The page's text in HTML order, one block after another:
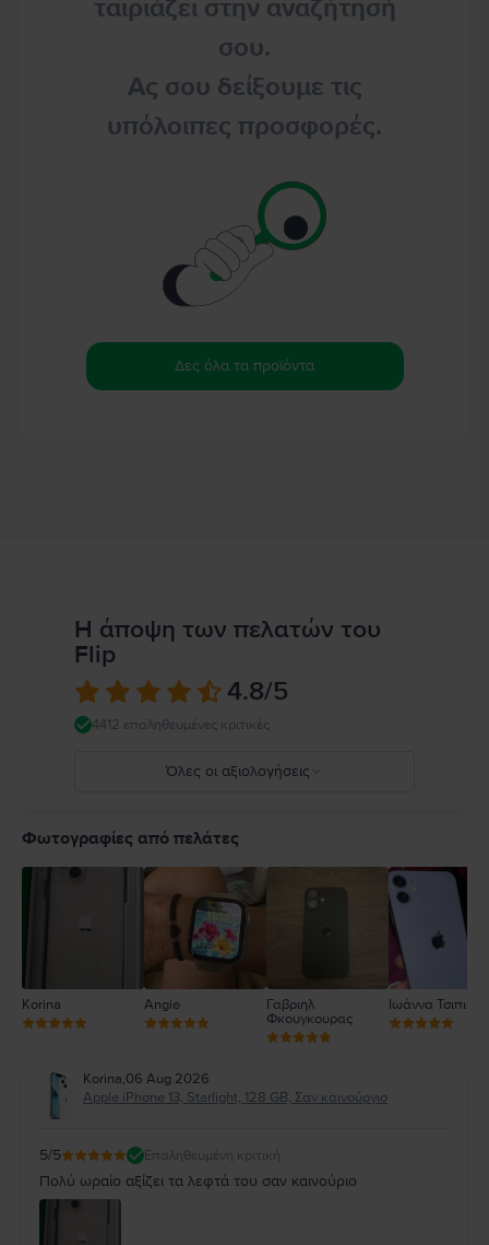
ταιριάζει στην αναζήτησή
σου.
Ας σου δείξουμε τις
υπόλοιπες προσφορές.
Δες όλα τα προϊόντα
Η άποψη των πελατών του
Flip
4.8/5
4412 επαληθευμένες κριτικές
Όλες οι αξιολογήσεις
4
2
1
Φωτογραφίες από πελάτες
Korina Angie
Γαβριηλ
Φκουγκουρας
Ιωάννα
Korina,06 Aug 2026
Apple iPhone 13, Starlight, 128 GB, Σαν καινούργιο
5/5 Επαληθευμένη κριτική
Πολύ ωραίο αξίζει τα λεφτά του σαν καινούριο